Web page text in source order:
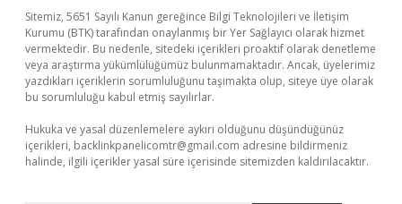
Sitemiz, 5651 Sayılı Kanun gereğince Bilgi Teknolojileri ve İletişim
Kurumu (BTK) tarafından onaylanmış bir Yer Sağlayıcı olarak hizmet
vermektedir. Bu nedenle, sitedeki içerikleri proaktif olarak denetleme
veya araştırma yükümlülüğümüz bulunmamaktadır. Ancak, üyelerimiz
yazdıkları içeriklerin sorumluluğunu taşımakta olup, siteye üye olarak
bu sorumluluğu kabul etmiş sayılırlar.
Hukuka ve yasal düzenlemelere aykırı olduğunu düşündüğünüz
içerikleri, backlinkpanelicomtr@gmail.com adresine bildirmeniz
halinde, ilgili içerikler yasal süre içerisinde sitemizden kaldırılacaktır.